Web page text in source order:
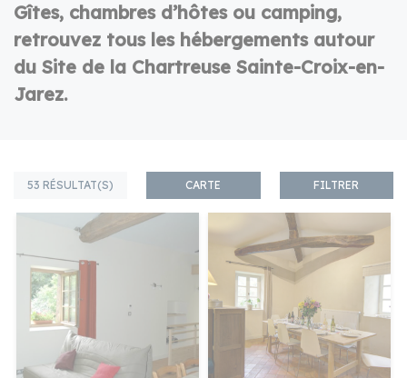
( NOS RENDEZ-VOUS )
Gîtes, chambres d’hôtes ou camping,
retrouvez tous les hébergements autour
du Site de la Chartreuse Sainte-Croix-en-
Jarez.
53 RÉSULTAT(S) CARTE FILTRER